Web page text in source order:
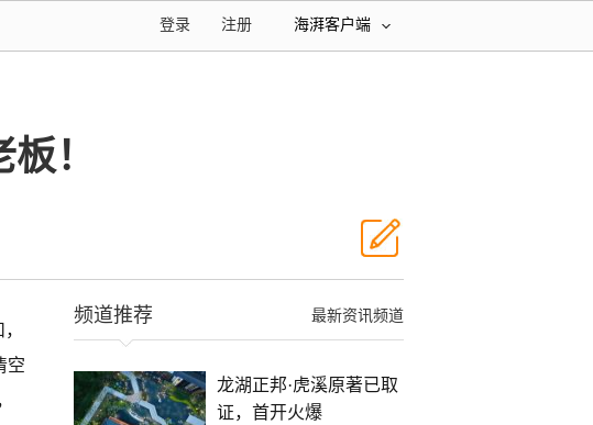
海湃客户端
注册
登录
！
空
最新资讯频道
频道推荐
龙湖正邦·虎溪原著已取
证，首开火爆